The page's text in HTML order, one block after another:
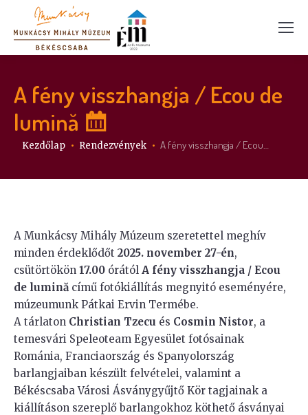
A fény visszhangja / Ecou de
lumină
Itt vagy:
Kezdőlap Rendezvények A fény visszhangja / Ecou…
A Munkácsy Mihály Múzeum szeretettel meghív
minden érdeklődőt 2025. november 27-én,
csütörtökön 17.00 órától A fény visszhangja / Ecou
de lumină című fotókiállítás megnyitó eseményére,
múzeumunk Pátkai Ervin Termébe.
A tárlaton Christian Tzecu és Cosmin Nistor, a
temesvári Speleoteam Egyesület fotósainak
Románia, Franciaország és Spanyolország
barlangjaiban készült felvételei, valamint a
Békéscsaba Városi Ásványgyűjtő Kör tagjainak a
kiállításon szereplő barlangokhoz köthető ásványai